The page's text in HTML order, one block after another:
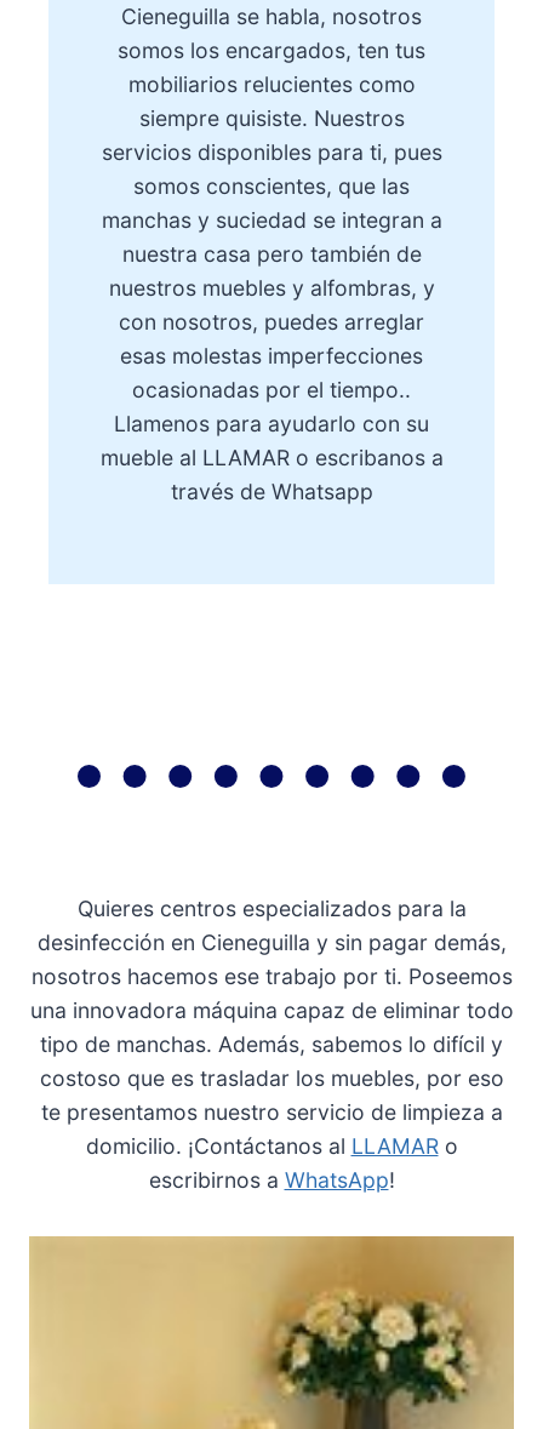
Cieneguilla se habla, nosotros
somos los encargados, ten tus
mobiliarios relucientes como
siempre quisiste. Nuestros
servicios disponibles para ti, pues
somos conscientes, que las
manchas y suciedad se integran a
nuestra casa pero también de
nuestros muebles y alfombras, y
con nosotros, puedes arreglar
esas molestas imperfecciones
ocasionadas por el tiempo..
Llamenos para ayudarlo con su
mueble al LLAMARo escribanos a
través de Whatsapp
Quieres centros especializados para la
desinfección en Cieneguilla y sin pagar demás,
nosotros hacemos ese trabajo por ti. Poseemos
una innovadora máquina capaz de eliminar todo
tipo de manchas. Además, sabemos lo difícil y
costoso que es trasladar los muebles, por eso
te presentamos nuestro servicio de limpieza a
domicilio. ¡Contáctanos al LLAMARo
escribirnos a WhatsApp!